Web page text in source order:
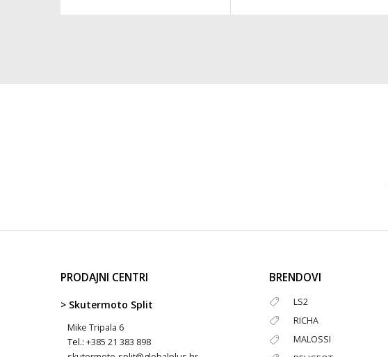
PRODAJNI CENTRI
> Skutermoto Split
Mike Tripala 6
Tel.: +385 21 383 898
BRENDOVI
LS2
RICHA
MALOSSI